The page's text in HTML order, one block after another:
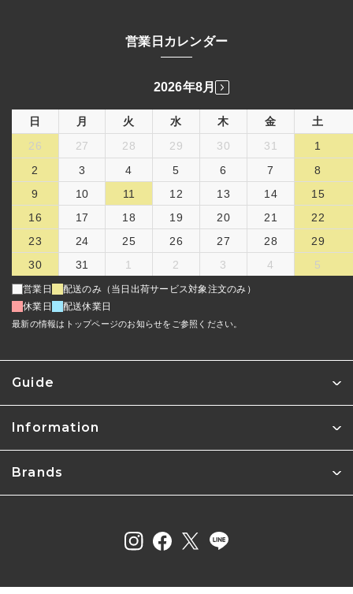
Guide
Information
Brands
営業日カレンダー
2026年8月
日 月 火 水 木 金
土
26
27 28 29 30 31
1
2
3 4 5 6 7
8
9
10 11 12 13 14
15
16
17 18 19 20 21
22
23
24 25 26 27 28
29
30
31 1 2 3 4 5
営業日
配送のみ（当日出荷サービス対象注文のみ）
休業日
配送休業日
最新の情報はトップページのお知らせをご参照ください。